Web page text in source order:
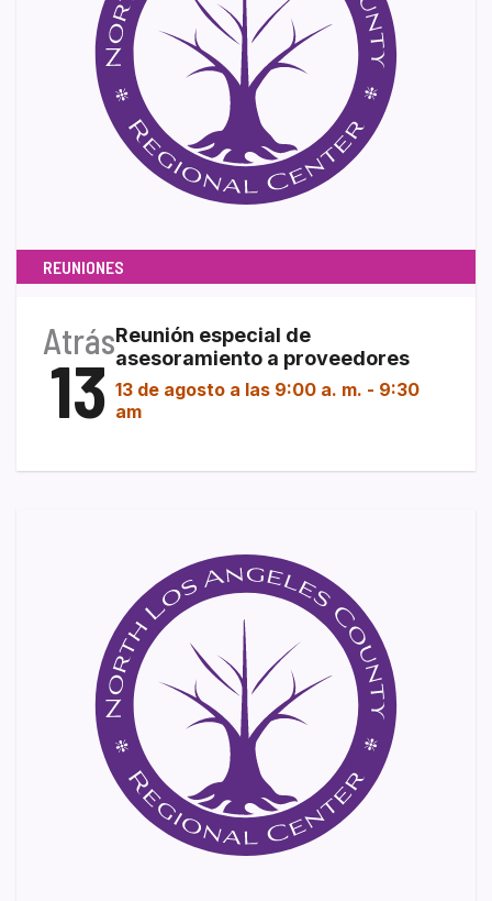
REUNIONES
Atrás
13
Reunión especial de
asesoramiento a proveedores
13 de agosto a las 9:00 a. m. - 9:30
am